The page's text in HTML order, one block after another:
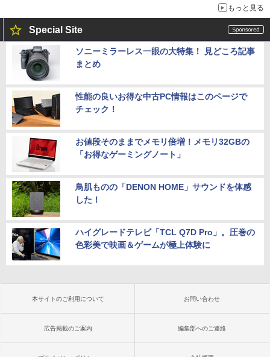
もっと見る
Special Site
ソニーミラーレス一眼の大特集！ 見どころ記事
まとめ
性能の良いお得な中古PC情報はこのページで
チェック！
お値段そのままでメモリ倍増！メモリ32GBの
「お得なゲーミングノート」
鳥肌ものの「DENON HOME」サウンドを体感
した！
ハイグレードテレビ「TCL Q7D Pro」。圧巻の
色彩美で映画＆ゲームが極上体験に
本サイトのご利用について お問い合わせ
広告掲載のご案内 編集部へのご連絡